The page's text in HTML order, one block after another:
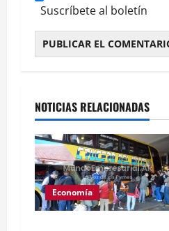
Suscríbete al boletín
NOTICIAS RELACIONADAS
Economía